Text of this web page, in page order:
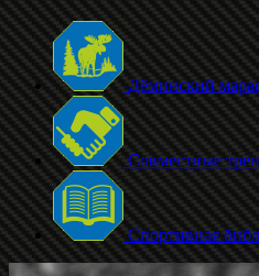
Дёминский
Совместные
Спортивная